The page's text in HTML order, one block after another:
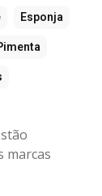
Esponja
marcas